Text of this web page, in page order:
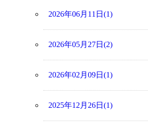
2026年06月11日(1)
2026年05月27日(2)
2026年02月09日(1)
2025年12月26日(1)